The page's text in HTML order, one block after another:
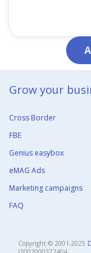
Grow your
Cross Border
FBE
Genius easybox
eMAG Ads
Marketing campaigns
FAQ
Copyright © 2001-2025